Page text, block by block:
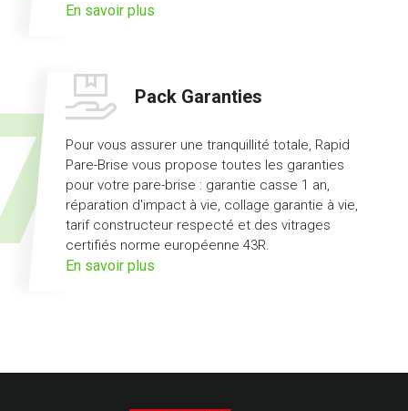
En savoir plus
courtoisie
Pack Garanties
Pour vous assurer une tranquillité totale, Rapid
Pare-Brise vous propose toutes les garanties
pour votre pare-brise : garantie casse 1 an,
réparation d'impact à vie, collage garantie à vie,
tarif constructeur respecté et des vitrages
certifiés norme européenne 43R.
En savoir plus